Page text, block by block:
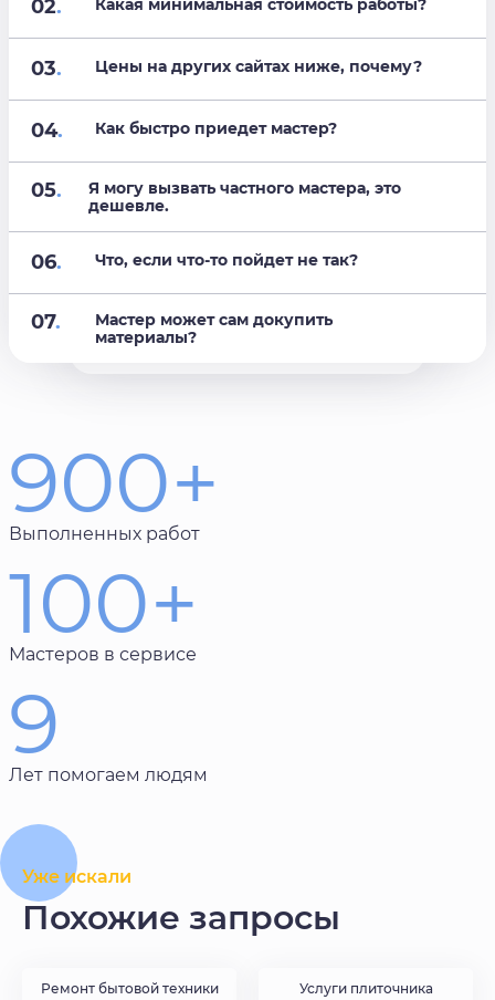
02. Какая минимальная стоимость работы?
03. Цены на других сайтах ниже, почему?
04. Как быстро приедет мастер?
05.
Я могу вызвать частного мастера, это
дешевле.
06. Что, если что-то пойдет не так?
07.
Мастер может сам докупить
материалы?
900+
Выполненных работ
100+
Мастеров в сервисе
9
Лет помогаем людям
Уже искали
Похожие запросы
Ремонт бытовой техники Услуги плиточника